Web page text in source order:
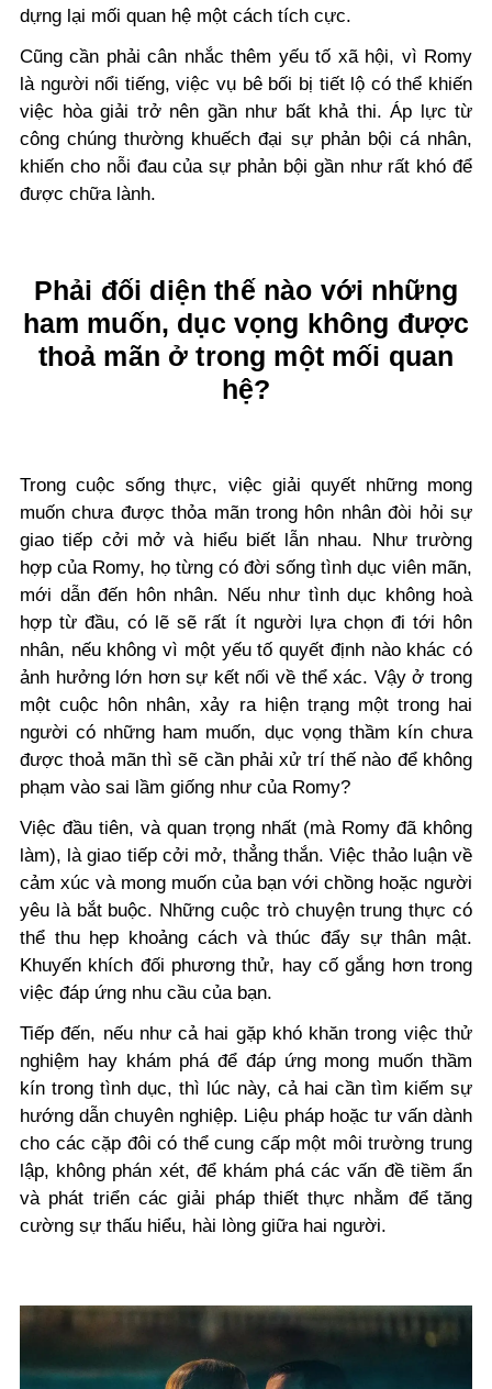
dựng lại mối quan hệ một cách tích cực.
Cũng cần phải cân nhắc thêm yếu tố xã hội, vì Romy
là người nổi tiếng, việc vụ bê bối bị tiết lộ có thể khiến
việc hòa giải trở nên gần như bất khả thi. Áp lực từ
công chúng thường khuếch đại sự phản bội cá nhân,
khiến cho nỗi đau của sự phản bội gần như rất khó để
được chữa lành.
Phải đối diện thế nào với những
ham muốn, dục vọng không được
thoả mãn ở trong một mối quan
hệ?
Trong cuộc sống thực, việc giải quyết những mong
muốn chưa được thỏa mãn trong hôn nhân đòi hỏi sự
giao tiếp cởi mở và hiểu biết lẫn nhau. Như trường
hợp của Romy, họ từng có đời sống tình dục viên mãn,
mới dẫn đến hôn nhân. Nếu như tình dục không hoà
hợp từ đầu, có lẽ sẽ rất ít người lựa chọn đi tới hôn
nhân, nếu không vì một yếu tố quyết định nào khác có
ảnh hưởng lớn hơn sự kết nối về thể xác. Vậy ở trong
một cuộc hôn nhân, xảy ra hiện trạng một trong hai
người có những ham muốn, dục vọng thầm kín chưa
được thoả mãn thì sẽ cần phải xử trí thế nào để không
phạm vào sai lầm giống như của Romy?
Việc đầu tiên, và quan trọng nhất (mà Romy đã không
làm), là giao tiếp cởi mở, thẳng thắn. Việc thảo luận về
cảm xúc và mong muốn của bạn với chồng hoặc người
yêu là bắt buộc. Những cuộc trò chuyện trung thực có
thể thu hẹp khoảng cách và thúc đẩy sự thân mật.
Khuyến khích đối phương thử, hay cố gắng hơn trong
việc đáp ứng nhu cầu của bạn.
Tiếp đến, nếu như cả hai gặp khó khăn trong việc thử
nghiệm hay khám phá để đáp ứng mong muốn thầm
kín trong tình dục, thì lúc này, cả hai cần tìm kiếm sự
hướng dẫn chuyên nghiệp. Liệu pháp hoặc tư vấn dành
cho các cặp đôi có thể cung cấp một môi trường trung
lập, không phán xét, để khám phá các vấn đề tiềm ẩn
và phát triển các giải pháp thiết thực nhằm để tăng
cường sự thấu hiểu, hài lòng giữa hai người.